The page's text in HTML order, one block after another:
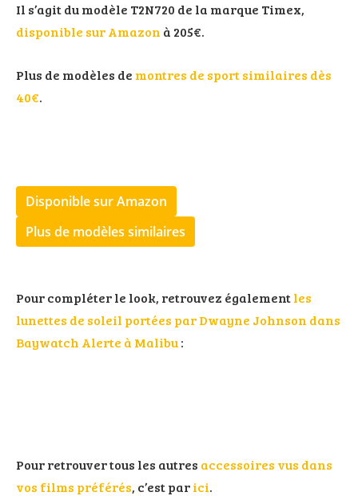
Il s’agit du modèle T2N720 de la marque Timex,
disponible sur Amazon à 205€.
Plus de modèles de montres de sport similaires dès
40€.
Disponible sur Amazon
Plus de modèles similaires
Pour compléter le look, retrouvez égalementles
lunettes de soleil portées par Dwayne Johnson dans
Baywatch Alerte à Malibu:
Pour retrouver tous les autres accessoires vus dans
vos films préférés, c’est parici.